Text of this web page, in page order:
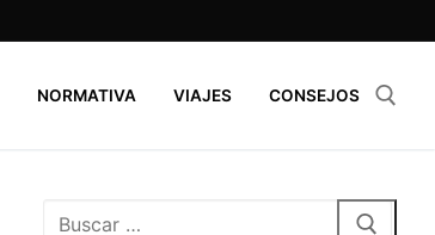
NORMATIVA VIAJES CONSEJOS